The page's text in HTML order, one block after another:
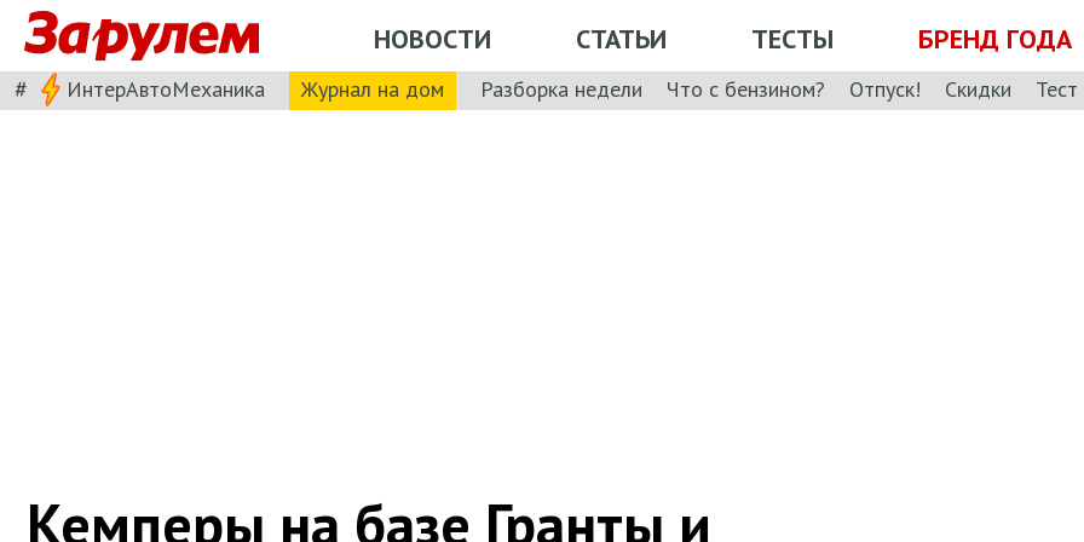
НОВОСТИ СТАТЬИ ТЕСТЫ БРЕНД ГОДА
# ИнтерАвтоМеханика Журнал на дом Разборка недели Что с бензином? Отпуск! Скидки
Кемперы на базе Гранты и